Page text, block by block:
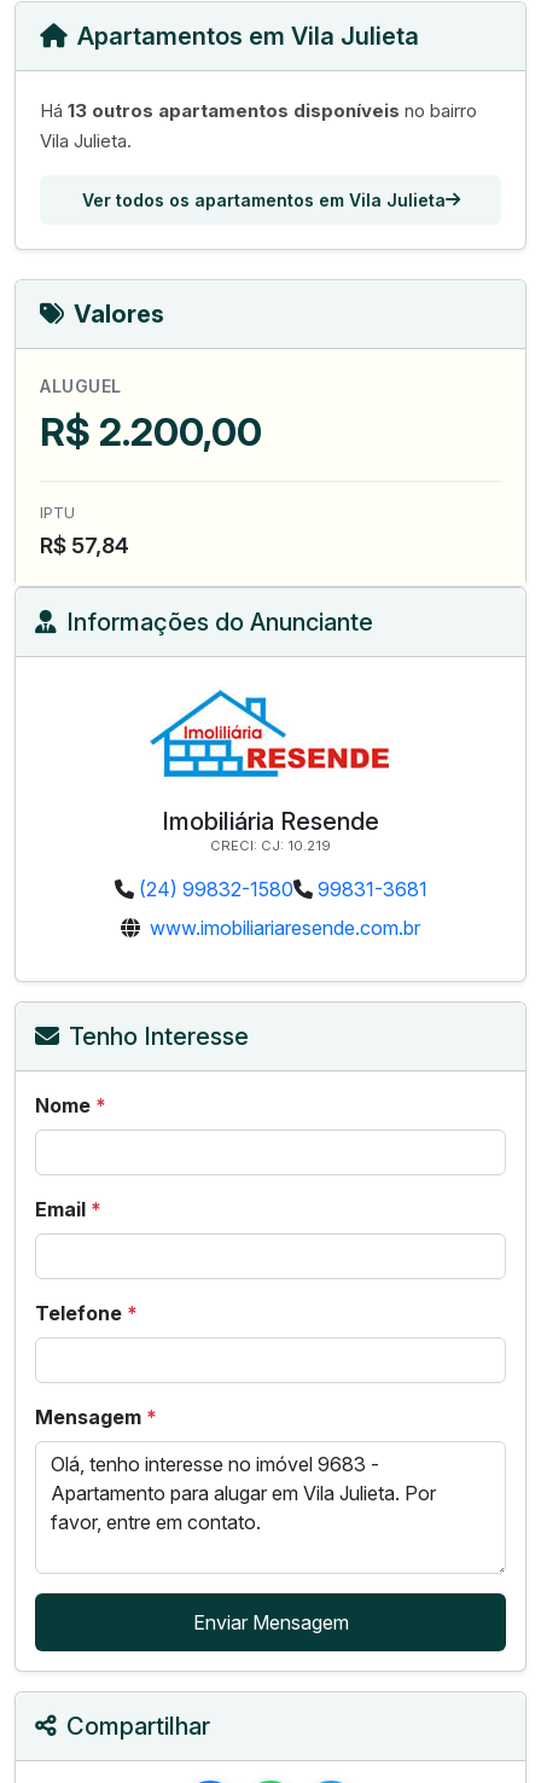
Apartamentos em Vila Julieta
Há 13 outros apartamentos disponíveis no bairro
Vila Julieta.
Ver todos os apartamentos em Vila Julieta
Valores
ALUGUEL
R$ 2.200,00
IPTU
R$ 57,84
Informações do Anunciante
Imobiliária Resende
CRECI: CJ: 10.219
(24) 99832-1580
99831-3681
www.imobiliariaresende.com.br
Tenho Interesse
Nome *
Email *
Telefone *
Mensagem *
Enviar Mensagem
Compartilhar